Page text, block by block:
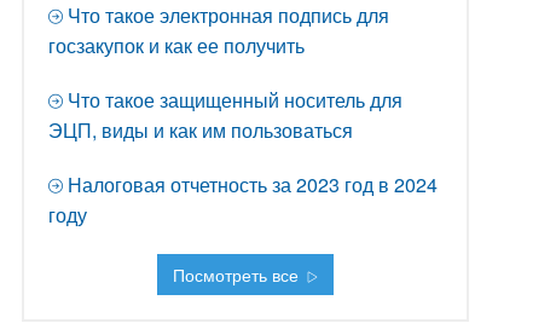
Что такое электронная подпись для
госзакупок и как ее получить
Что такое защищенный носитель для
ЭЦП, виды и как им пользоваться
Налоговая отчетность за 2023 год в 2024
году
Посмотреть все